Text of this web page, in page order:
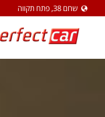
שחם 38, פתח תקווה